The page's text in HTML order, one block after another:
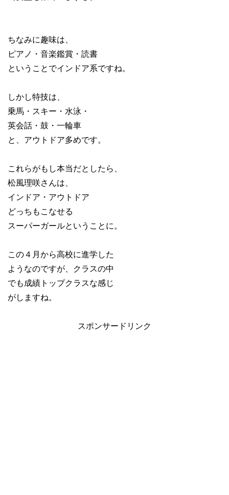
ちなみに趣味は、
ピアノ・音楽鑑賞・読書
ということでインドア系ですね。
しかし特技は、
乗馬・スキー・水泳・
英会話・鼓・一輪車
と、アウトドア多めです。
これらがもし本当だとしたら、
松風理咲さんは、
インドア・アウトドア
どっちもこなせる
スーパーガールということに。
この４月から高校に進学した
ようなのですが、クラスの中
でも成績トップクラスな感じ
がしますね。
スポンサードリンク